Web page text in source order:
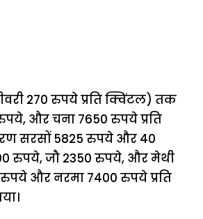
270 रुपये प्रति क्विंटल) तक
और चना 7650 रुपये प्रति
सरसों 5825 रुपये और 40
रुपये, जौ 2350 रुपये, और मेथी
और नरमा 7400 रुपये प्रति